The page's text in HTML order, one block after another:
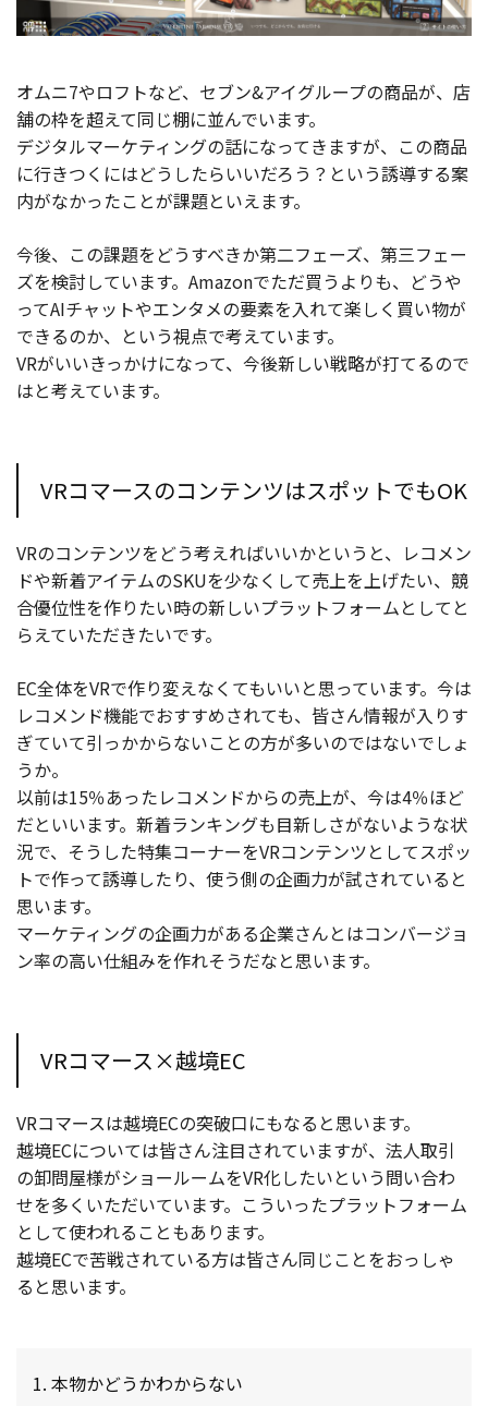
オムニ7やロフトなど、セブン&アイグループの商品が、店
舗の枠を超えて同じ棚に並んでいます。
デジタルマーケティングの話になってきますが、この商品
に行きつくにはどうしたらいいだろう？という誘導する案
内がなかったことが課題といえます。
今後、この課題をどうすべきか第二フェーズ、第三フェー
ズを検討しています。Amazonでただ買うよりも、どうや
ってAIチャットやエンタメの要素を入れて楽しく買い物が
できるのか、という視点で考えています。
VRがいいきっかけになって、今後新しい戦略が打てるので
はと考えています。
VRコマースのコンテンツはスポットでもOK
VRのコンテンツをどう考えればいいかというと、レコメン
ドや新着アイテムのSKUを少なくして売上を上げたい、競
合優位性を作りたい時の新しいプラットフォームとしてと
らえていただきたいです。
EC全体をVRで作り変えなくてもいいと思っています。今は
レコメンド機能でおすすめされても、皆さん情報が入りす
ぎていて引っかからないことの方が多いのではないでしょ
うか。
以前は15％あったレコメンドからの売上が、今は4％ほど
だといいます。新着ランキングも目新しさがないような状
況で、そうした特集コーナーをVRコンテンツとしてスポッ
トで作って誘導したり、使う側の企画力が試されていると
思います。
マーケティングの企画力がある企業さんとはコンバージョ
ン率の高い仕組みを作れそうだなと思います。
VRコマース×越境EC
VRコマースは越境ECの突破口にもなると思います。
越境ECについては皆さん注目されていますが、法人取引
の卸問屋様がショールームをVR化したいという問い合わ
せを多くいただいています。こういったプラットフォーム
として使われることもあります。
越境ECで苦戦されている方は皆さん同じことをおっしゃ
ると思います。
本物かどうかわからない